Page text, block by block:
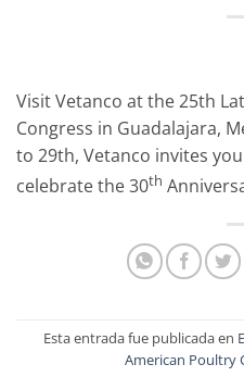
Visit Vetanco at the 25th
Congress in Guadalajara,
to 29th, Vetanco invites
celebrate the 30th
Esta entrada fue publicada en
American Poultry